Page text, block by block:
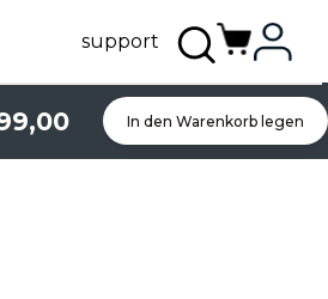
support
In den Warenkorb legen